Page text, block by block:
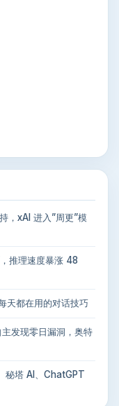
，xAI 进入”周更”模
推理速度暴涨 48
天都在用的对话技巧
发现零日漏洞，奥特
秘塔 AI、ChatGPT